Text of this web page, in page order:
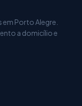
em Porto Alegre.
a domicílio e